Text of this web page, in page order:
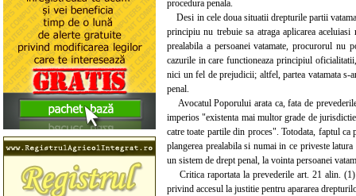
procedura penala.
Desi in cele doua situatii drepturile partii
principiu nu trebuie sa atraga aplicarea
prealabila a persoanei vatamate, procurorul nu
cazurile in care functioneaza principiul
nici un fel de prejudicii; altfel, partea vatamata
penal.
Avocatul Poporului arata ca, fata de
imperios "existenta mai multor grade de
catre toate partile din proces". Totodata, faptul ca
plangerea prealabila si numai in ce priveste
un sistem de drept penal, la vointa persoanei
Critica raportata la prevederile art. 21 alin. (1)
privind accesul la justitie pentru apararea